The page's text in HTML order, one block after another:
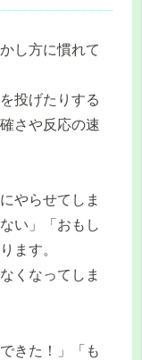
し方に慣れて
投げたりする
さや反応の速
やらせてしま
い」「おもし
ます。
くなってしま
きた！」「も